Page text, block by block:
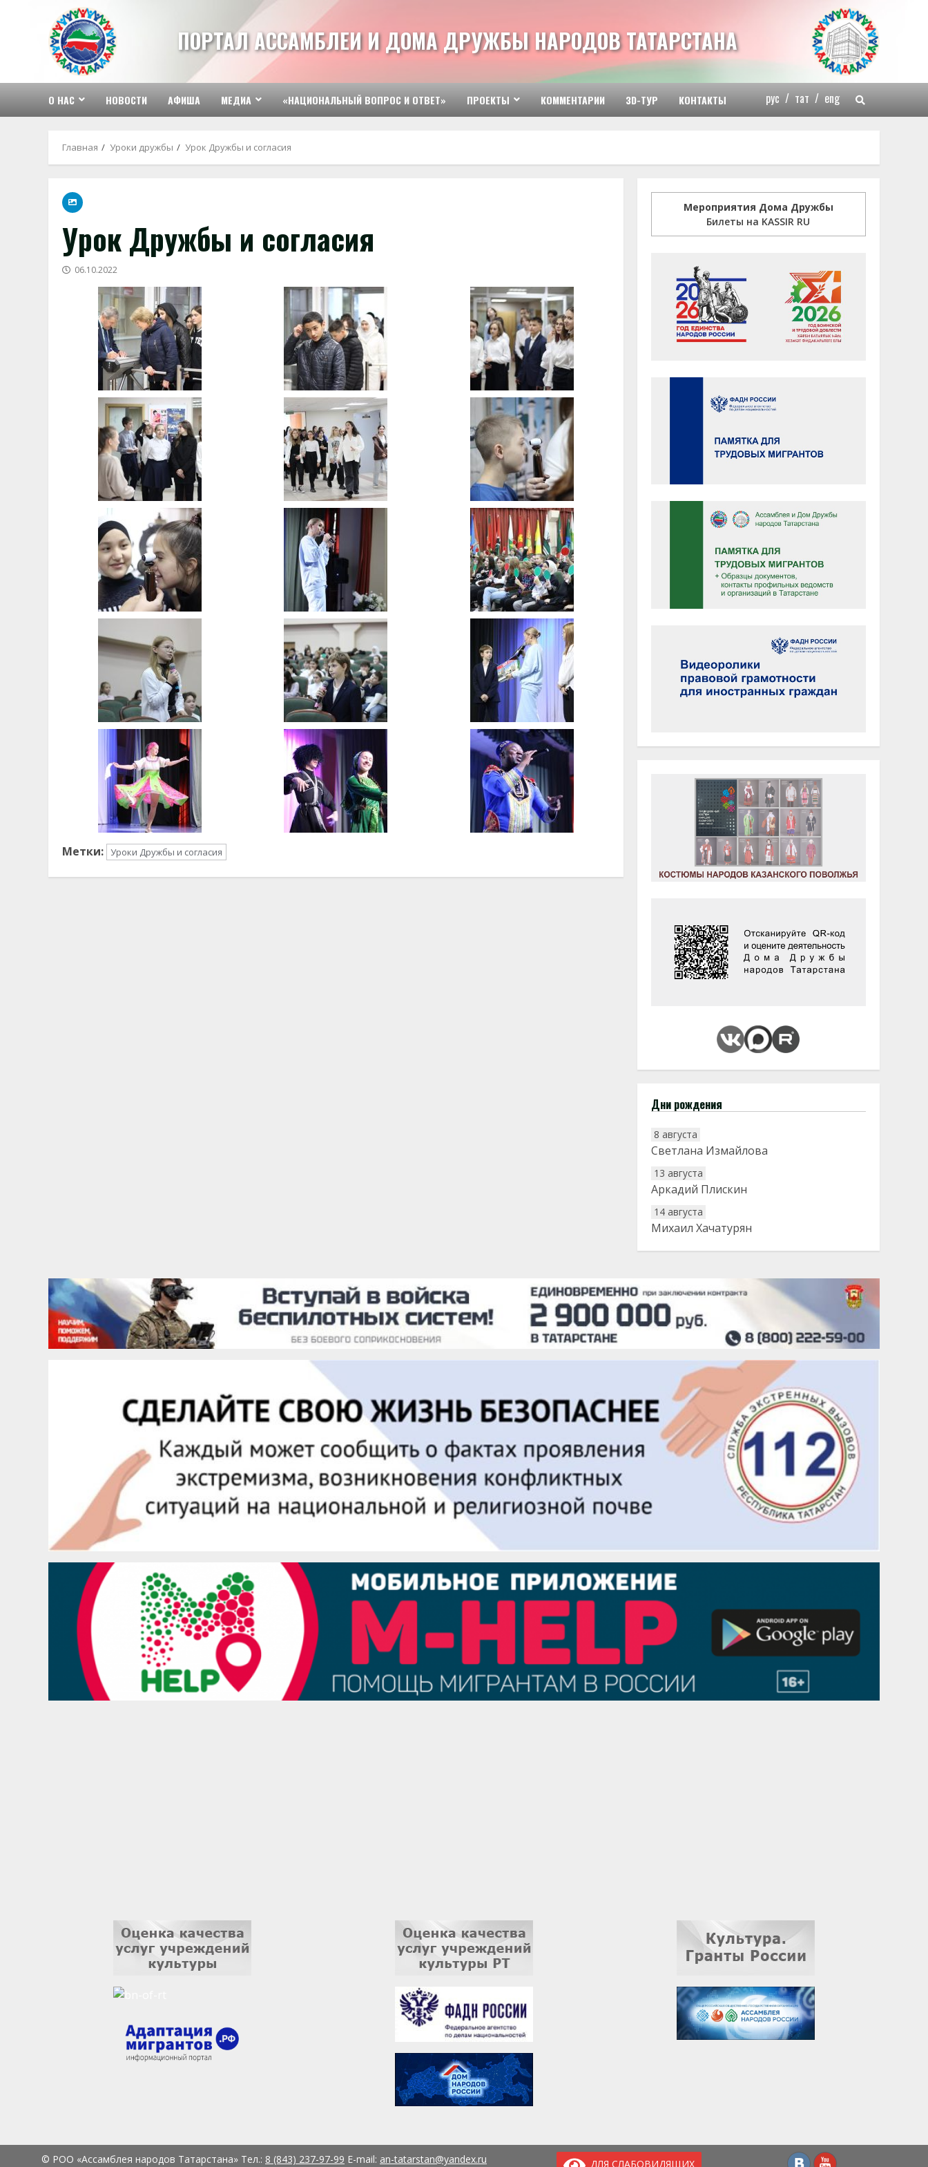
содержимому
ПОРТАЛ АССАМБЛЕИ И ДОМА ДРУЖБЫ НАРОДОВ ТАТАРСТАНА
О НАС НОВОСТИ АФИША МЕДИА «НАЦИОНАЛЬНЫЙ ВОПРОС И ОТВЕТ» ПРОЕКТЫ КОММЕНТАРИИ 3D-ТУР КОНТАКТЫ рус / тат / eng
Главная Уроки дружбы Урок Дружбы и согласия
Урок Дружбы и согласия
06.10.2022
Метки: Уроки Дружбы и согласия
Мероприятия Дома Дружбы
Билеты на KASSIR RU
Дни рождения
8 августа
Светлана Измайлова
13 августа
Аркадий Плискин
14 августа
Михаил Хачатурян
20 августа
22 августа
Евгений Ефимов
25 августа
Сэсэгма Бубеева
28 августа
Чингиз Мустафаев
29 августа
Надежда Рослова
1 сентября
Гали Хасанов
Владислав Тома
ДЛЯ СЛАБОВИДЯЩИХ
© РОО «Ассамблея народов Татарстана» Тел.: 8 (843) 237-97-99 E-mail: an-tatarstan@yandex.ru